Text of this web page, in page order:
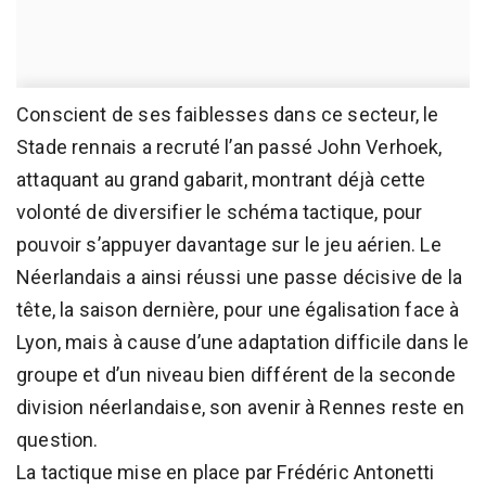
Conscient de ses faiblesses dans ce secteur, le
Stade rennais a recruté l’an passé John Verhoek,
attaquant au grand gabarit, montrant déjà cette
volonté de diversifier le schéma tactique, pour
pouvoir s’appuyer davantage sur le jeu aérien. Le
Néerlandais a ainsi réussi une passe décisive de la
tête, la saison dernière, pour une égalisation face à
Lyon, mais à cause d’une adaptation difficile dans le
groupe et d’un niveau bien différent de la seconde
division néerlandaise, son avenir à Rennes reste en
question.
La tactique mise en place par Frédéric Antonetti